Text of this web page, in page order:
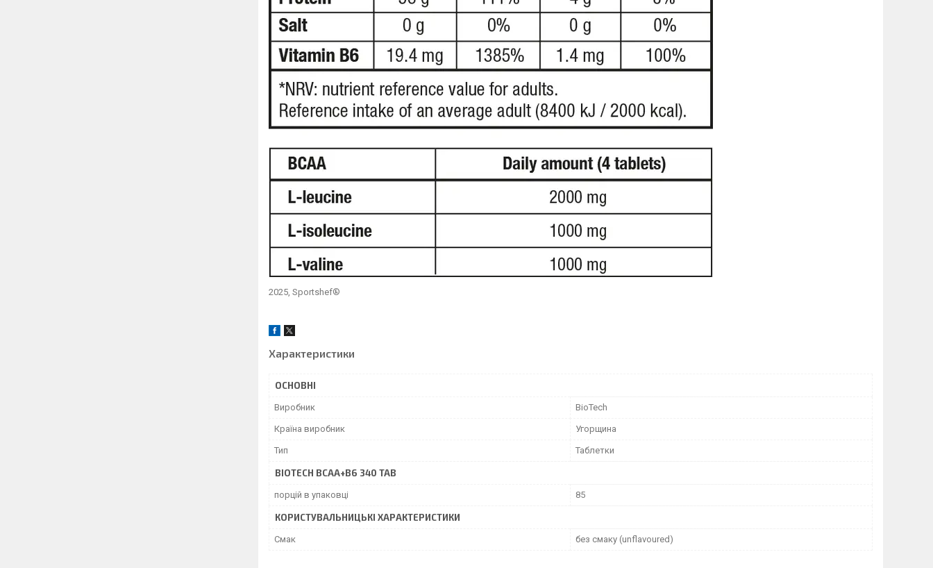
2025, Sportshef®
Характеристики
ОСНОВНІ
Виробник BioTech
Країна виробник Угорщина
Тип Таблетки
BIOTECH BCAA+B6 340 TAB
порцій в упаковці 85
КОРИСТУВАЛЬНИЦЬКІ ХАРАКТЕРИСТИКИ
Смак без смаку (unflavoured)